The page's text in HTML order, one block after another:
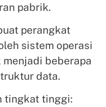
pabrik.
perangkat
sistem operasi
beberapa
data.
tingkat tinggi: